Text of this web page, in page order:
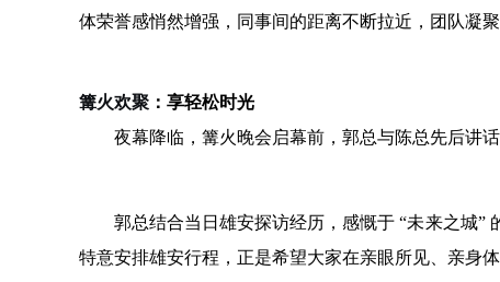
体荣誉感悄然增强，同事间的距离不断拉近，团队凝
篝火欢聚 ：享轻松时光
夜幕降临，篝火晚会启幕前，郭总与陈总先后讲
郭总结合当日雄安探访经历，感慨于 “未来之城
特意安排雄安行程，正是希望大家在亲眼所见、亲身